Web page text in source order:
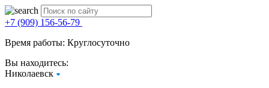
+7 (909) 156-56-79
Время работы: Круглосуточно
Вы находитесь:
Николаевск